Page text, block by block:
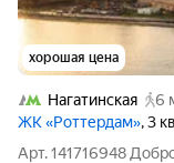
хорошая цена
Нагатинская
6
ЖК «Роттердам», 3
Арт. 141716948